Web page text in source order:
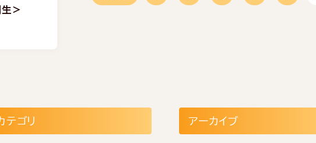
＞
テゴリ アーカイブ